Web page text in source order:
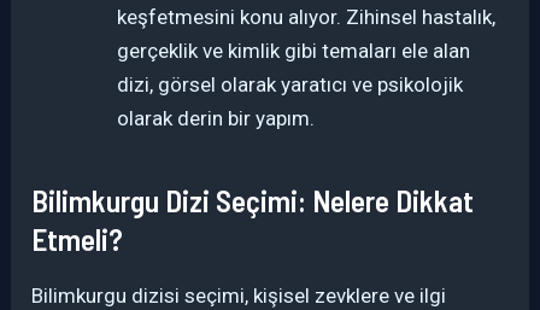
keşfetmesini konu alıyor. Zihinsel hastalık,
gerçeklik ve kimlik gibi temaları ele alan
dizi, görsel olarak yaratıcı ve psikolojik
olarak derin bir yapım.
Bilimkurgu Dizi Seçimi: Nelere Dikkat
Etmeli?
Bilimkurgu dizisi seçimi, kişisel zevklere ve ilgi